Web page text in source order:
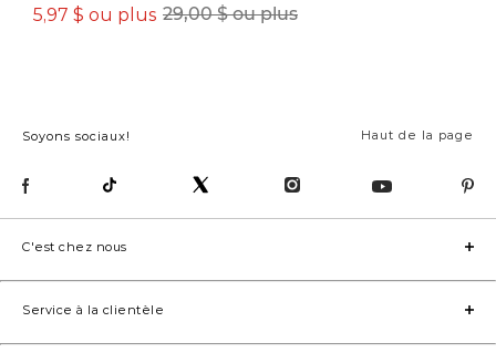
29,00 $ ou plus
5,97 $ ou plus
Haut de la page
Soyons sociaux!
C'est chez nous
Service à la clientèle